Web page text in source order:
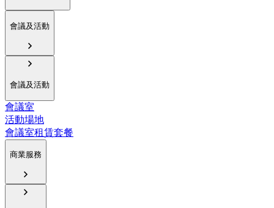
會議及活動
會議及活動
會議室
活動場地
會議室租賃套餐
商業服務